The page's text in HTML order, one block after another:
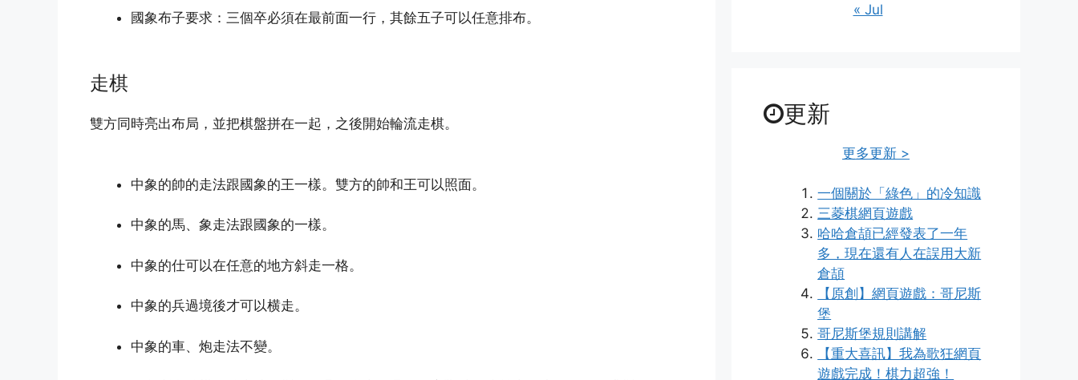
國象布子要求：三個卒必須在最前面一行，其餘五子可以任意排布。
走棋
雙方同時亮出布局，並把棋盤拼在一起，之後開始輪流走棋。
中象的帥的走法跟國象的王一樣。雙方的帥和王可以照面。
中象的馬、象走法跟國象的一樣。
中象的仕可以在任意的地方斜走一格。
中象的兵過境後才可以横走。
中象的車、炮走法不變。
« Jul
更新
更多更新 >
一個關於「綠色」的冷知識
三菱棋網頁遊戲
哈哈倉頡已經發表了一年
多，現在還有人在誤用大新
倉頡
【原創】網頁遊戲：哥尼斯
堡
哥尼斯堡規則講解
【重大喜訊】我為歌狂網頁
遊戲完成！棋力超強！